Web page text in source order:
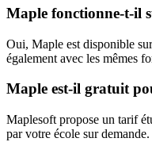
Maple fonctionne-t-il
Oui, Maple est disponible
également avec les mêmes
Maple est-il gratuit
Maplesoft propose un tarif
par votre école sur demande.